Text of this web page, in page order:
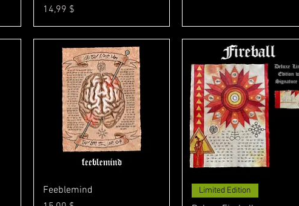
Τιμή
14,99 $
Γρήγορη προβολή
Feeblemind
Γρήγορη προβολή
Limited Edition